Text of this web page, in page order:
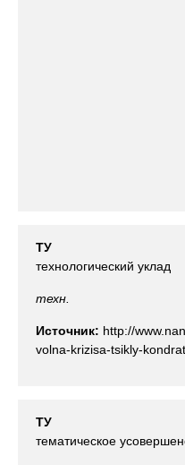
ТУ
технологический уклад
техн.
Источник: http://
volna-krizisa-tsikly-
ТУ
тематическое